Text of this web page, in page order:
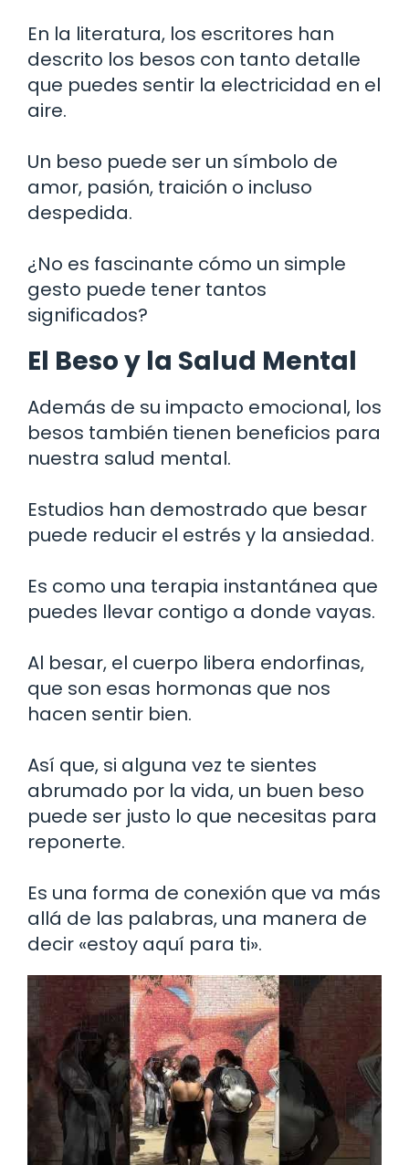
En la literatura, los escritores han
descrito los besos con tanto detalle
que puedes sentir la electricidad en el
aire.
Un beso puede ser un símbolo de
amor, pasión, traición o incluso
despedida.
¿No es fascinante cómo un simple
gesto puede tener tantos
significados?
El Beso y la Salud Mental
Además de su impacto emocional, los
besos también tienen beneficios para
nuestra salud mental.
Estudios han demostrado que besar
puede reducir el estrés y la ansiedad.
Es como una terapia instantánea que
puedes llevar contigo a donde vayas.
Al besar, el cuerpo libera endorfinas,
que son esas hormonas que nos
hacen sentir bien.
Así que, si alguna vez te sientes
abrumado por la vida, un buen beso
puede ser justo lo que necesitas para
reponerte.
Es una forma de conexión que va más
allá de las palabras, una manera de
decir «estoy aquí para ti».